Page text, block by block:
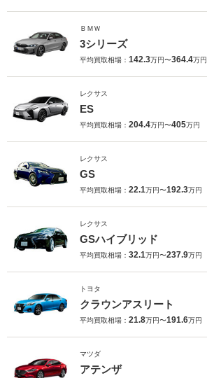
ＢＭＷ
3シリーズ
平均買取相場： 142.3万円〜364.4万円
レクサス
ES
平均買取相場： 204.4万円〜405万円
レクサス
GS
平均買取相場： 22.1万円〜192.3万円
レクサス
GSハイブリッド
平均買取相場： 32.1万円〜237.9万円
トヨタ
クラウンアスリート
平均買取相場： 21.8万円〜191.6万円
マツダ
アテンザ